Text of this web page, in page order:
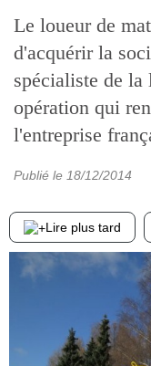
Le loueur de
d'acquérir la
spécialiste de la
opération qui
l'entreprise
Publié le 18/12/2014
Lire plus tard